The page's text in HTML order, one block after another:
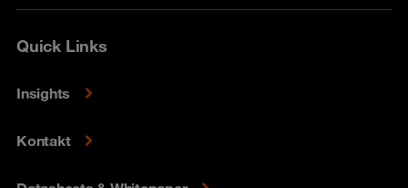
Quick Links
Insights
Kontakt